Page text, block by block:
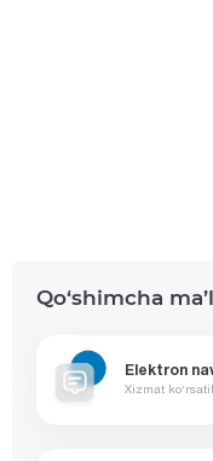
Qo‘shimcha
Elektron
Xizmat